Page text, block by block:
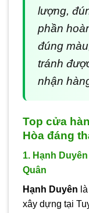
lượng,
phần
đúng
tránh
nhận
Top cửa
Hòa đáng
1. Hạnh
Quân
Hạnh Duyên
xây dựng tại